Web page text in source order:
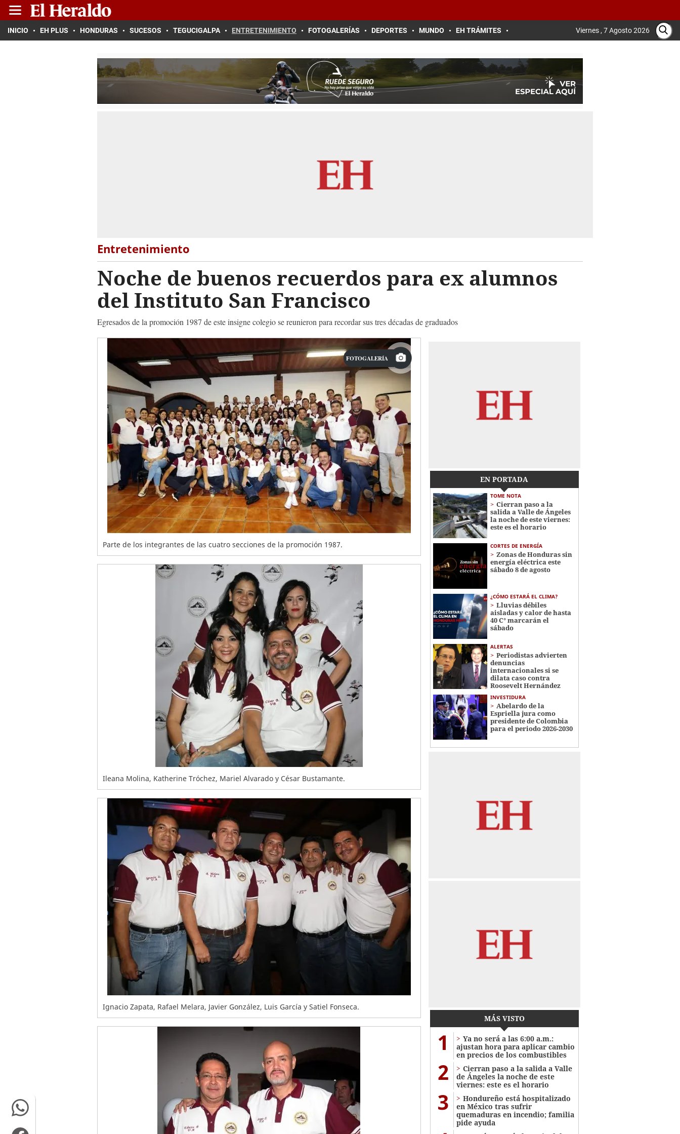
INICIO EH PLUS HONDURAS SUCESOS TEGUCIGALPA ENTRETENIMIENTO FOTOGALERÍAS DEPORTES MUNDO EH TRÁMITES Viernes , 7 Agosto 2026
Entretenimiento
Noche de buenos recuerdos para ex alumnos
del Instituto San Francisco
Egresados de la promoción 1987 de este insigne colegio se reunieron para recordar sus tres décadas de graduados
FOTOGALERÍA
Parte de los integrantes de las cuatro secciones de la promoción 1987.
Ileana Molina, Katherine Tróchez, Mariel Alvarado y César Bustamante.
Ignacio Zapata, Rafael Melara, Javier González, Luis García y Satiel Fonseca.
EN PORTADA
TOME NOTA
Cierran paso a la
salida a Valle de Ángeles
la noche de este viernes:
este es el horario
CORTES DE ENERGÍA
Zonas de Honduras sin
energía eléctrica este
sábado 8 de agosto
¿CÓMO ESTARÁ EL CLIMA?
Lluvias débiles
aisladas y calor de hasta
40 C° marcarán el
sábado
ALERTAS
Periodistas advierten
denuncias
internacionales si se
dilata caso contra
Roosevelt Hernández
INVESTIDURA
Abelardo de la
Espriella jura como
presidente de Colombia
para el periodo 2026-2030
MÁS VISTO
1
Ya no será a las 6:00 a.m.:
ajustan hora para aplicar cambio
en precios de los combustibles
2
Cierran paso a la salida a Valle
de Ángeles la noche de este
viernes: este es el horario
3
Hondureño está hospitalizado
en México tras sufrir
quemaduras en incendio; familia
pide ayuda